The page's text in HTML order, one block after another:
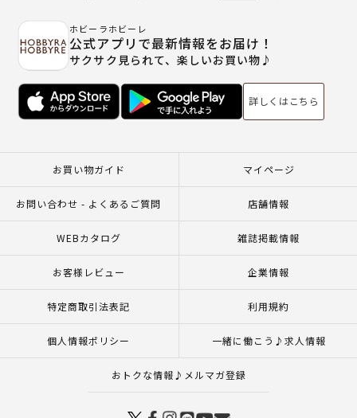
ホビーラホビーレ
公式アプリで最新情報をお届け！
サクサク見られて、楽しいお買い物♪
詳しくはこちら
お買い物ガイド マイページ
お問い合わせ - よくあるご質問 店舗情報
WEBカタログ 雑誌掲載情報
お客様レビュー 企業情報
特定商取引法表記 利用規約
個人情報ポリシー 一緒に働こう♪求人情報
おトクな情報♪メルマガ登録